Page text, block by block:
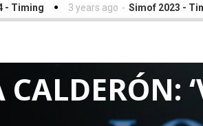
3 years ago - Simof 2023 - Timing
CALDERÓN: